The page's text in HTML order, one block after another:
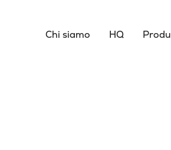
Chi siamo HQ